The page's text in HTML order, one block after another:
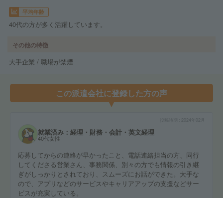
平均年齢
40代の方が多く活躍しています。
その他の特徴
大手企業 / 職場が禁煙
この派遣会社に登録した方の声
2024年02月
就業済み：経理・財務・会計・英文経理
40代女性
応募してからの連絡が早かったこと、電話連絡担当の方、同行
してくださる営業さん、事務関係、別々の方でも情報の引き継
ぎがしっかりとされており、スムーズにお話ができた。大手な
ので、アプリなどのサービスやキャリアアップの支援などサー
ビスが充実している。